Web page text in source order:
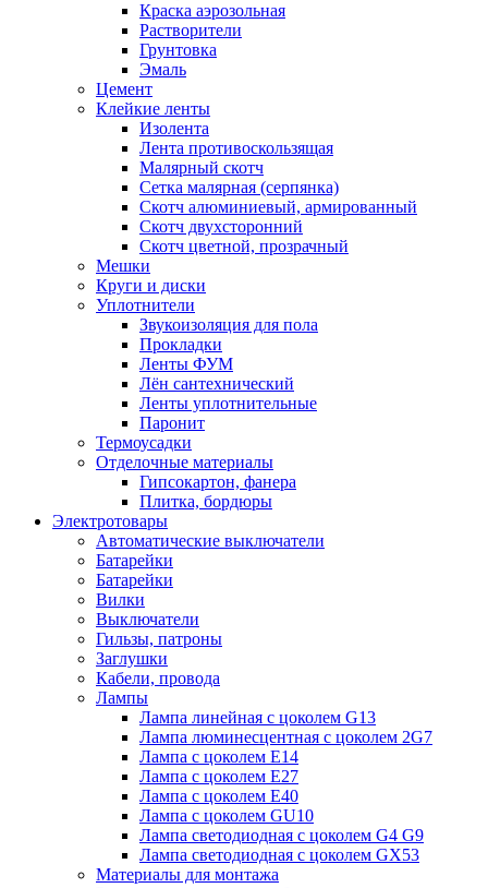
Краска аэрозольная
Растворители
Грунтовка
Эмаль
Цемент
Клейкие ленты
Изолента
Лента противоскользящая
Малярный скотч
Сетка малярная (серпянка)
Скотч алюминиевый, армированный
Скотч двухсторонний
Скотч цветной, прозрачный
Мешки
Круги и диски
Уплотнители
Звукоизоляция для пола
Прокладки
Ленты ФУМ
Лён сантехнический
Ленты уплотнительные
Паронит
Термоусадки
Отделочные материалы
Гипсокартон, фанера
Плитка, бордюры
Электротовары
Автоматические выключатели
Батарейки
Батарейки
Вилки
Выключатели
Гильзы, патроны
Заглушки
Кабели, провода
Лампы
Лампа линейная с цоколем G13
Лампа люминесцентная с цоколем 2G7
Лампа с цоколем E14
Лампа с цоколем E27
Лампа с цоколем E40
Лампа с цоколем GU10
Лампа светодиодная с цоколем G4 G9
Лампа светодиодная с цоколем GX53
Материалы для монтажа